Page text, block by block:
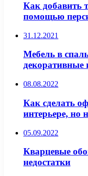
Как добавить
помощью
31.12.2021
Мебель в
декоративные
08.08.2022
Как сделать
интерьере, но
05.09.2022
Кварцевые
недостатки